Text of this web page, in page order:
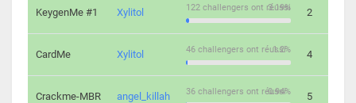
KeygenMe #1 Xylitol 3.19%
122 challengers ont réussi 2
CardMe Xylitol 1.2%
46 challengers ont réussi 4
Crackme-MBR angel_killah 0.94%
36 challengers ont réussi 5